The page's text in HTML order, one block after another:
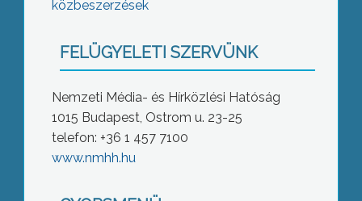
közbeszerzések
FELÜGYELETI SZERVÜNK
Nemzeti Média- és Hírközlési Hatóság
1015 Budapest, Ostrom u. 23-25
telefon: +36 1 457 7100
www.nmhh.hu